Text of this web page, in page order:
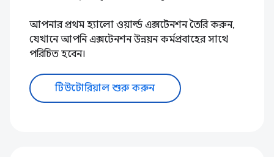
আপনার প্রথম হ্যালো ওয়ার্ল্ড এক্সটেনশন তৈরি করুন,
যেখানে আপনি এক্সটেনশন উন্নয়ন কর্মপ্রবাহের সাথে
পরিচিত হবেন।
টিউটোরিয়াল শুরু করুন